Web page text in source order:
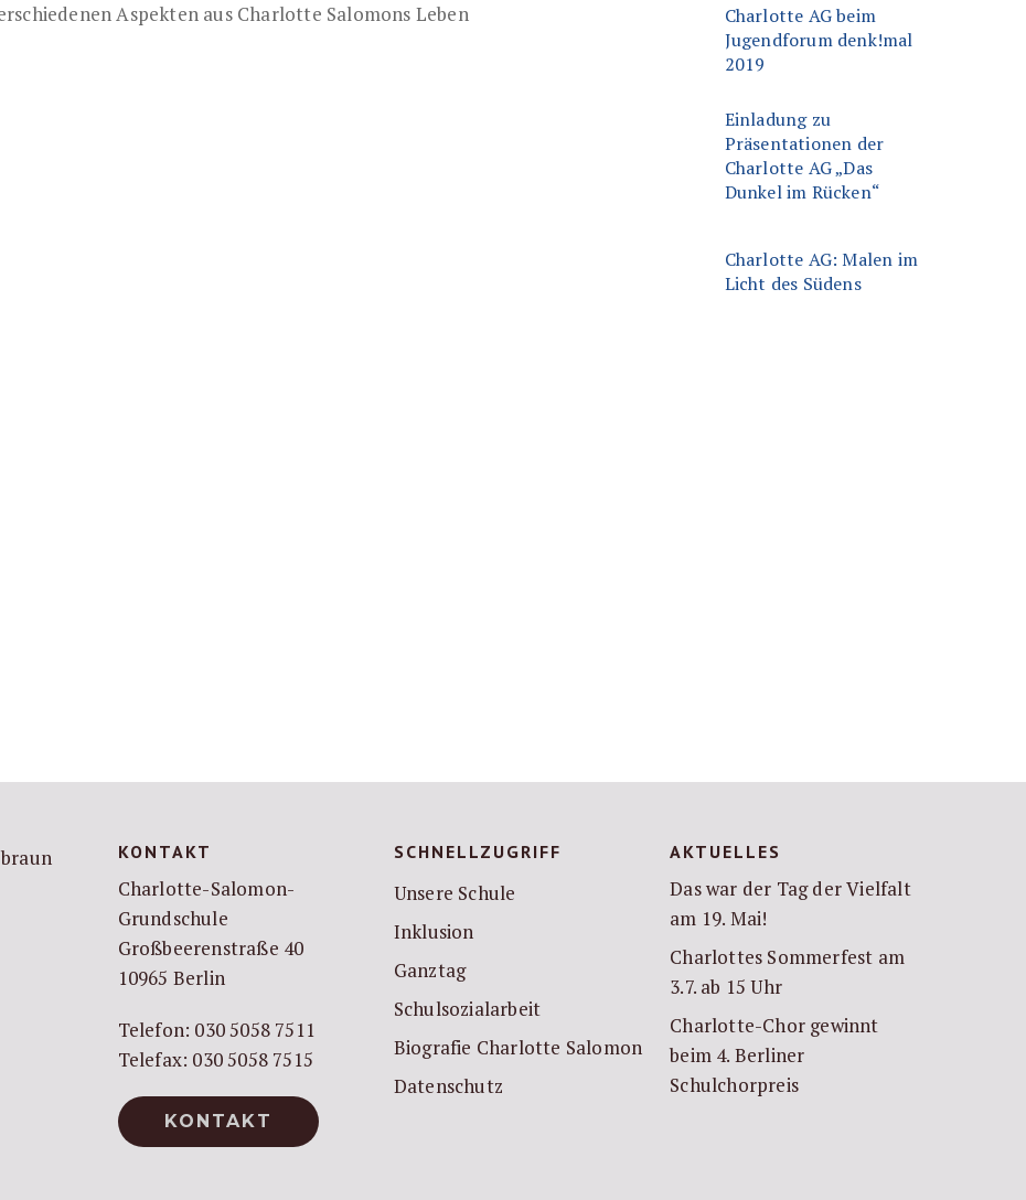
Aspekten aus Charlotte Salomons Leben
Charlotte AG beim
Jugendforum denk!mal
2019
Einladung zu
Präsentationen der
Charlotte AG „Das
Dunkel im Rücken“
Charlotte AG: Malen im
Licht des Südens
KONTAKT
Charlotte-Salomon-
Grundschule
Großbeerenstraße 40
10965 Berlin
Telefon: 030 5058 7511
Telefax: 030 5058 7515
KONTAKT
SCHNELLZUGRIFF
Unsere Schule
Inklusion
Ganztag
Schulsozialarbeit
Biografie Charlotte Salomon
Datenschutz
AKTUELLES
Das war der Tag der Vielfalt
am 19. Mai!
Charlottes Sommerfest am
3.7. ab 15 Uhr
Charlotte-Chor gewinnt
beim 4. Berliner
Schulchorpreis